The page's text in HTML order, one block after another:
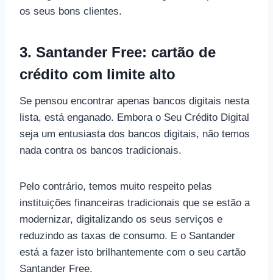
os seus bons clientes.
3. Santander Free: cartão de
crédito com limite alto
Se pensou encontrar apenas bancos digitais nesta
lista, está enganado. Embora o Seu Crédito Digital
seja um entusiasta dos bancos digitais, não temos
nada contra os bancos tradicionais.
Pelo contrário, temos muito respeito pelas
instituições financeiras tradicionais que se estão a
modernizar, digitalizando os seus serviços e
reduzindo as taxas de consumo. E o Santander
está a fazer isto brilhantemente com o seu cartão
Santander Free.